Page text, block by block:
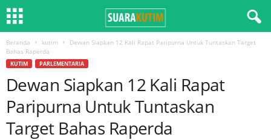
Beranda kutim
Dewan Siapkan 12 Kali Rapat Paripurna Untuk Tuntaskan Target
Bahas Raperda
KUTIM PARLEMENTARIA
Dewan Siapkan 12 Kali Rapat
Paripurna Untuk Tuntaskan
Target Bahas Raperda